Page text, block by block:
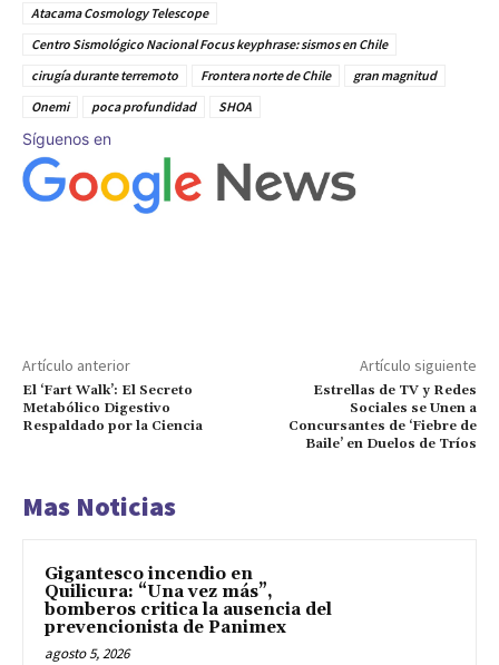
Atacama Cosmology Telescope
Centro Sismológico Nacional Focus keyphrase: sismos en Chile
cirugía durante terremoto
Frontera norte de Chile
gran magnitud
Onemi
poca profundidad SHOA
Síguenos en
Artículo anterior
El ‘Fart Walk’: El Secreto
Metabólico Digestivo
Respaldado por la Ciencia
Artículo siguiente
Estrellas de TV y Redes
Sociales se Unen a
Concursantes de ‘Fiebre de
Baile’ en Duelos de Tríos
Mas Noticias
Gigantesco incendio en
Quilicura: “Una vez más”,
bomberos critica la ausencia del
prevencionista de Panimex
agosto 5, 2026